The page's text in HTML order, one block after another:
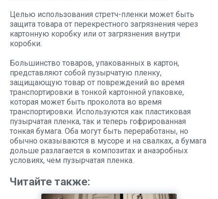
Целью использования стретч-пленки может быть
защита товара от перекрестного загрязнения через
картонную коробку или от загрязнения внутри
коробки.
Большинство товаров, упакованных в картон,
представляют собой пузырчатую пленку,
защищающую товар от повреждений во время
транспортировки в тонкой картонной упаковке,
которая может быть проколота во время
транспортировки. Используются как пластиковая
пузырчатая пленка, так и теперь гофрированная
тонкая бумага. Оба могут быть переработаны, но
обычно оказываются в мусоре и на свалках, а бумага
дольше разлагается в композитах и анаэробных
условиях, чем пузырчатая пленка.
Читайте также: